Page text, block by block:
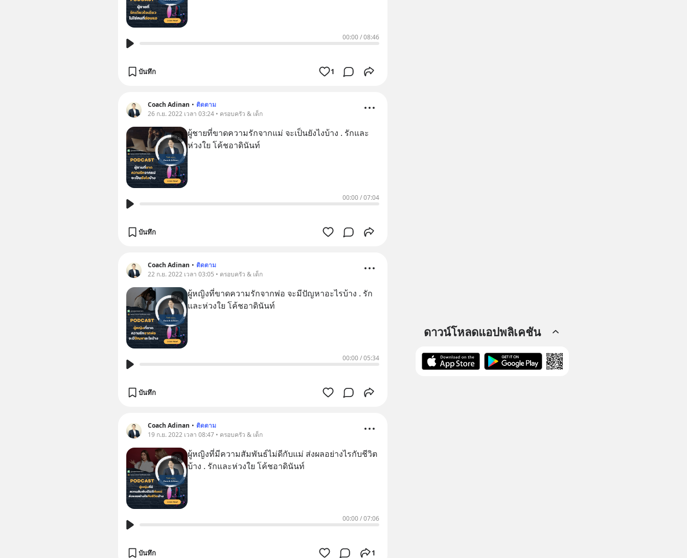
00:00/08:46
บันทึก 1
Coach Adinan • ติดตาม
26 ก.ย. 2022 เวลา 03:24 • ครอบครัว & เด็ก
ผู้ชายที่ขาดความรักจากแม่ จะเป็นยังไงบ้าง . รักและ
ห่วงใย โค้ชอาดินันท์
00:00/07:04
บันทึก
Coach Adinan • ติดตาม
22 ก.ย. 2022 เวลา 03:05 • ครอบครัว & เด็ก
ผู้หญิงที่ขาดความรักจากพ่อ จะมีปัญหาอะไรบ้าง . รัก
และห่วงใย โค้ชอาดินันท์
00:00/05:34
บันทึก
Coach Adinan • ติดตาม
19 ก.ย. 2022 เวลา 08:47 • ครอบครัว & เด็ก
ผู้หญิงที่มีความสัมพันธ์ไม่ดีกับแม่ ส่งผลอย่างไรกับชีวิต
บ้าง . รักและห่วงใย โค้ชอาดินันท์
00:00/07:06
บันทึก 1
ดาวน์โหลดแอปพลิเคชัน